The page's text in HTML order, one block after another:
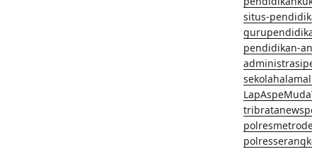
situs-
pendidikan-